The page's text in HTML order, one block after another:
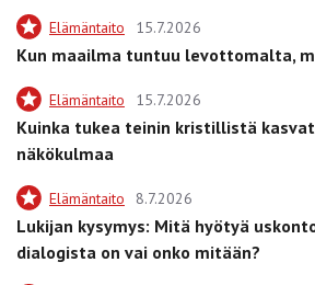
Elämäntaito 15.7.2026
Kun maailma tuntuu levottomalta,
Elämäntaito 15.7.2026
Kuinka tukea teinin kristillistä
näkökulmaa
Elämäntaito 8.7.2026
Lukijan kysymys: Mitä hyötyä
dialogista on vai onko mitään?